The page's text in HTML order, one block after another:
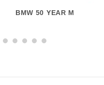
BMW 50 YEAR M